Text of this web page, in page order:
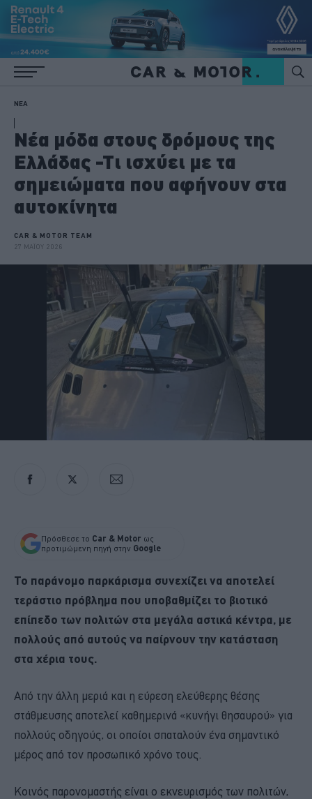
ΝΕΑ
Νέα μόδα στους δρόμους της
Ελλάδας -Τι ισχύει με τα
σημειώματα που αφήνουν στα
αυτοκίνητα
CAR & MOTOR TEAM
27 ΜΑΪΟΥ 2026
Πρόσθεσε το Car & Motor ως
προτιμώμενη πηγή στην Google
Το παράνομο παρκάρισμα συνεχίζει να αποτελεί
τεράστιο πρόβλημα που υποβαθμίζει το βιοτικό
επίπεδο των πολιτών στα μεγάλα αστικά κέντρα, με
πολλούς από αυτούς να παίρνουν την κατάσταση
στα χέρια τους.
Από την άλλη μεριά και η εύρεση ελεύθερης θέσης
στάθμευσης αποτελεί καθημερινά «κυνήγι θησαυρού» για
πολλούς οδηγούς, οι οποίοι σπαταλούν ένα σημαντικό
μέρος από τον προσωπικό χρόνο τους.
Κοινός παρονομαστής είναι ο εκνευρισμός των πολιτών,